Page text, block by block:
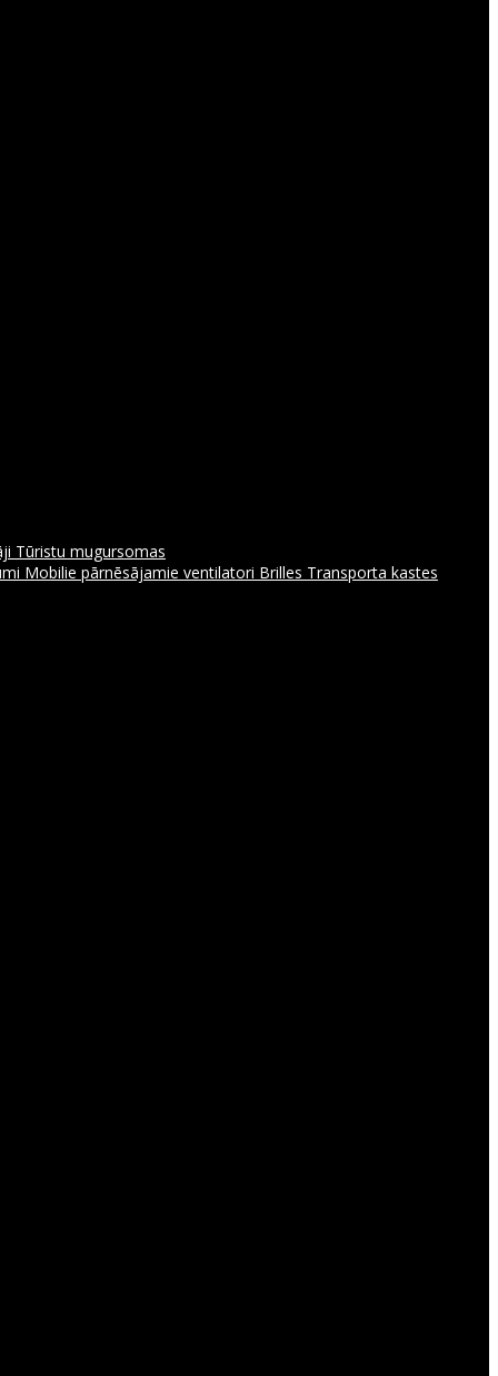
Tūristu mugursomas
Mobilie pārnēsājamie ventilatori Brilles Transporta kastes